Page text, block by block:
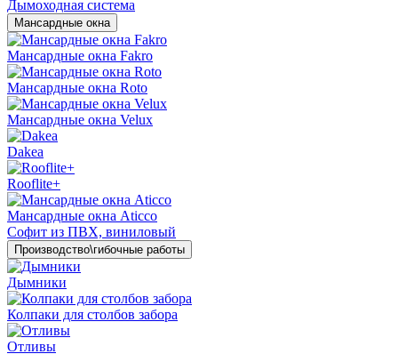
Дымоходная система
Мансардные окна
Мансардные окна Fakro
Мансардные окна Roto
Мансардные окна Velux
Dakea
Rooflite+
Мансардные окна Aticco
Софит из ПВХ, виниловый
Производство\гибочные работы
Дымники
Колпаки для столбов забора
Отливы